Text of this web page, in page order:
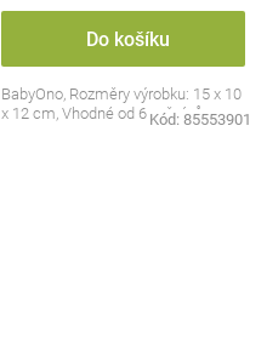
Do košíku
BabyOno, Rozměry výrobku: 15 x 10
x 12 cm, Vhodné od 6 měsíců
Kód: 85553901